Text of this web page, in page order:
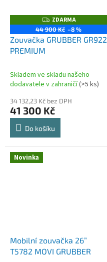
Z
D
A
R
ZDARMA
44 900 Kč –8 %
Zouvačka GRUBBER GR922
PREMIUM
Skladem ve skladu našeho
dodavatele v zahraničí(>5 ks)
34 132,23 Kč bez DPH
41 300 Kč
Do košíku
Novinka
Mobilní zouvačka 26”
T5782 MOVI GRUBBER